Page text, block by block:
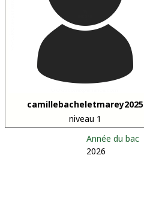
camillebacheletmarey2025
niveau 1
Année du bac
2026